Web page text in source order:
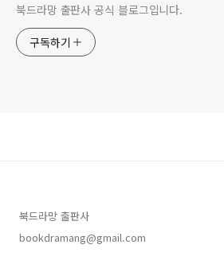
북드라망 출판사 공식 블로그입니다.
구독하기
북드라망 출판사
bookdramang@gmail.com